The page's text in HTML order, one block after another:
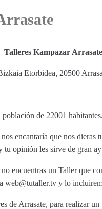
Talleres Kampazar Arrasate
Etorbidea, 20500
de 22001
encantaría que nos dieras
tu opinión les sirve de gran
encuentras un Taller que
web@tutaller.tv y lo
de Arrasate, para realizar